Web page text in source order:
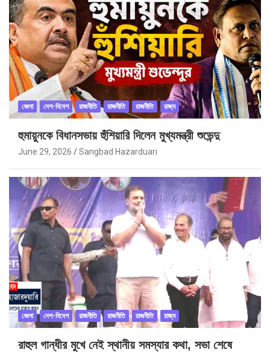
জেলা দেশ-বিদেশ রাজনীতি রাজনীতি রাজনীতি রাজ্য
হুমায়ুনকে বিধানসভায় হুঁশিয়ারি দিলেন মুখ্যমন্ত্রী শুভেন্দু
June 29, 2026 Sangbad Hazarduari
জেলা দেশ-বিদেশ রাজনীতি রাজনীতি রাজনীতি রাজ্য
রাহুল গান্ধীর মুখে নেই স্থানীয় সমস্যার কথা, সভা শেষে